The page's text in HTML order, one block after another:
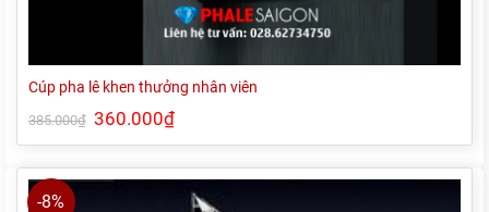
Cúp pha lê khen thưởng nhân viên
385.000₫ Giá
gốc
là:
360.000₫Giá
hiện
tại
360.000₫.
-8%